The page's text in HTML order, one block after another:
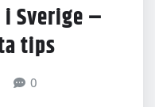
Sverige –
tips
0